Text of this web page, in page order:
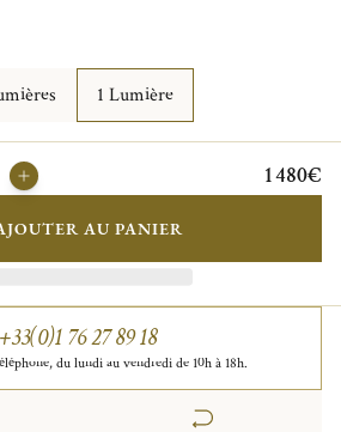
1 Lumière
1 480€
AU PANIER
+33(0)1 76 27 89 18
du lundi au vendredi de 10h à 18h.